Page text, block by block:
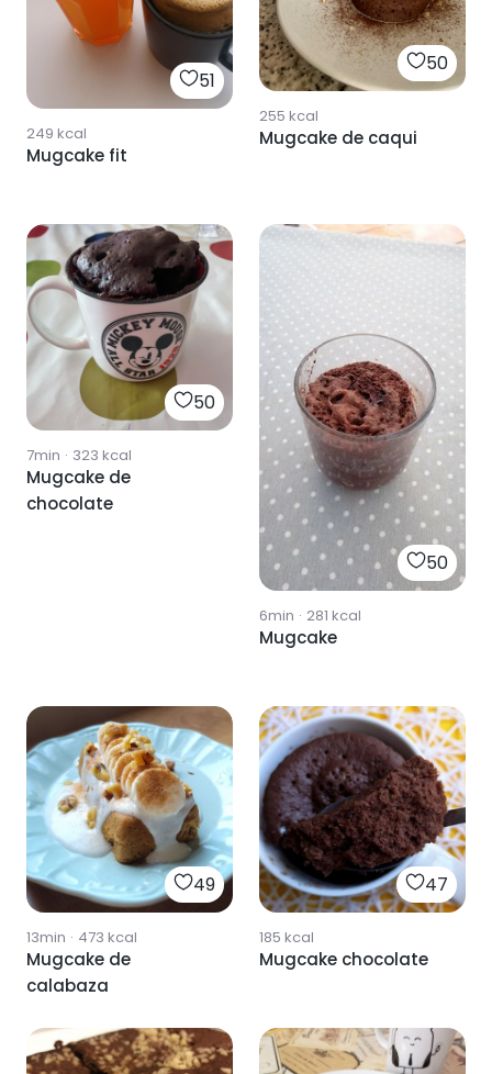
51
249 kcal
Mugcake fit
50
255 kcal
Mugcake de caqui
50
7min · 323 kcal
Mugcake de
chocolate
50
6min · 281 kcal
Mugcake
49
13min · 473 kcal
Mugcake de
calabaza
47
185 kcal
Mugcake chocolate